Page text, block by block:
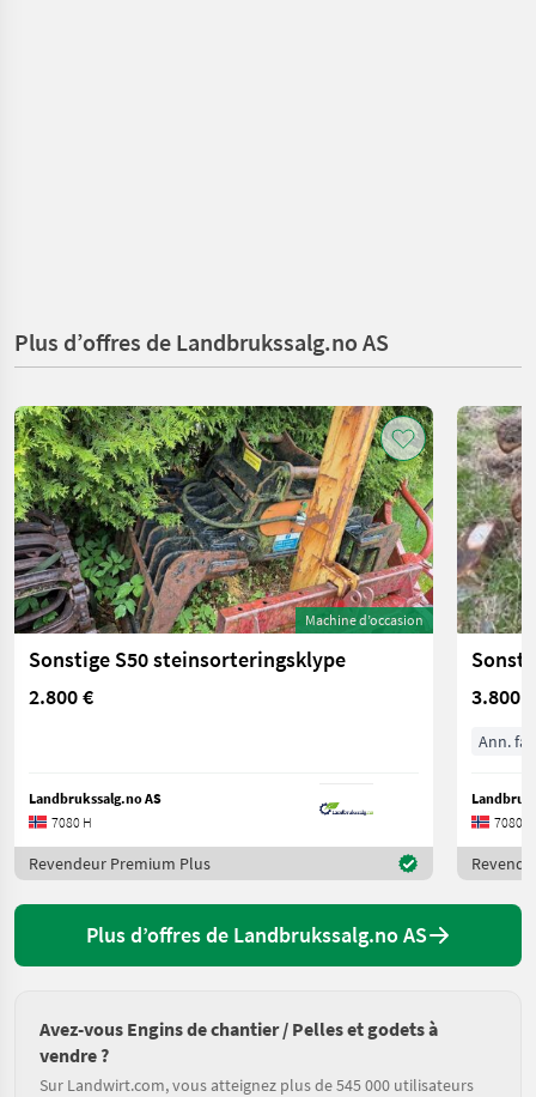
Plus d’offres de Landbrukssalg.no AS
Machine d’occasion
Sonstige S50 steinsorteringsklype
2.800 €
Landbrukssalg.no AS
7080 H
Revendeur Premium Plus
3.800 €
Ann.
7080 H
Plus d’offres de Landbrukssalg.no AS
Avez-vous Engins de chantier / Pelles et godets à
vendre ?
Sur Landwirt.com, vous atteignez plus de 545 000 utilisateurs